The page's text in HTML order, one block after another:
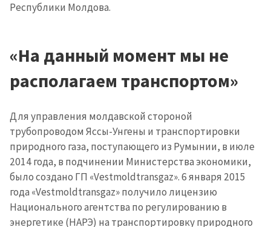
Республики Молдова.
«На данный момент мы не
располагаем транспортом»
Для управления молдавской стороной
трубопроводом Яссы-Унгены и транспортировки
природного газа, поступающего из Румынии, в июле
2014 года, в подчинении Министерства экономики,
было создано ГП «Vestmoldtransgaz». 6 января 2015
года «Vestmoldtransgaz» получило лицензию
Национального агентства по регулированию в
энергетике (НАРЭ) на транспортировку природного